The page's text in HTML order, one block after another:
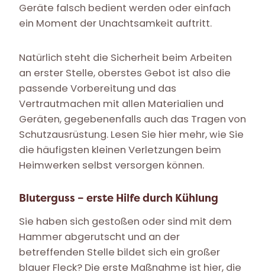
Geräte falsch bedient werden oder einfach
ein Moment der Unachtsamkeit auftritt.
Natürlich steht die Sicherheit beim Arbeiten
an erster Stelle, oberstes Gebot ist also die
passende Vorbereitung und das
Vertrautmachen mit allen Materialien und
Geräten, gegebenenfalls auch das Tragen von
Schutzausrüstung. Lesen Sie hier mehr, wie Sie
die häufigsten kleinen Verletzungen beim
Heimwerken selbst versorgen können.
Bluterguss – erste Hilfe durch Kühlung
Sie haben sich gestoßen oder sind mit dem
Hammer abgerutscht und an der
betreffenden Stelle bildet sich ein großer
blauer Fleck? Die erste Maßnahme ist hier, die